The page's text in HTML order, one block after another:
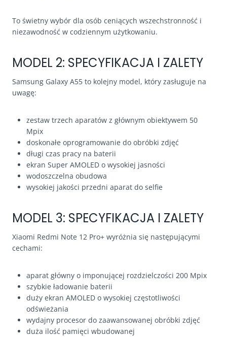
To świetny wybór dla osób ceniących wszechstronność i
niezawodność w codziennym użytkowaniu.
MODEL 2: SPECYFIKACJA I ZALETY
Samsung Galaxy A55 to kolejny model, który zasługuje na
uwagę:
zestaw trzech aparatów z głównym obiektywem 50
Mpix
doskonałe oprogramowanie do obróbki zdjęć
długi czas pracy na baterii
ekran Super AMOLED o wysokiej jasności
wodoszczelna obudowa
wysokiej jakości przedni aparat do selfie
MODEL 3: SPECYFIKACJA I ZALETY
Xiaomi Redmi Note 12 Pro+ wyróżnia się następującymi
cechami:
aparat główny o imponującej rozdzielczości 200 Mpix
szybkie ładowanie baterii
duży ekran AMOLED o wysokiej częstotliwości
odświeżania
wydajny procesor do zaawansowanej obróbki zdjęć
duża ilość pamięci wbudowanej